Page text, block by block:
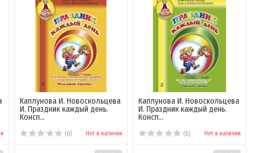
Каплунова И. Новоскольцева
И. Праздник каждый день.
Консп...
(0) Нет в наличии
Каплунова И. Новоскольцева
И. Праздник каждый день.
Консп...
(0) Нет в наличии